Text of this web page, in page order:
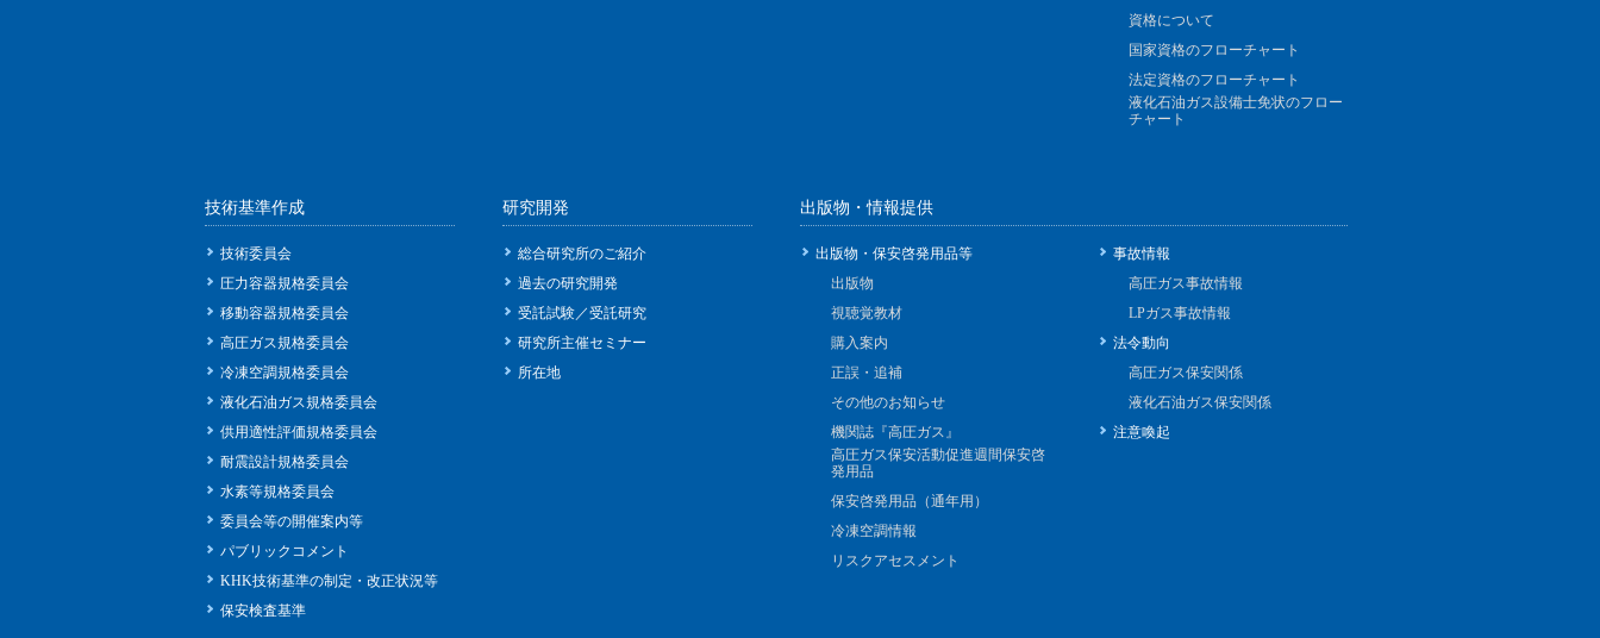
資格について
国家資格のフローチャート
法定資格のフローチャート
液化石油ガス設備士免状のフロー
チャート
技術基準作成
技術委員会
圧力容器規格委員会
移動容器規格委員会
高圧ガス規格委員会
冷凍空調規格委員会
液化石油ガス規格委員会
供用適性評価規格委員会
耐震設計規格委員会
水素等規格委員会
委員会等の開催案内等
パブリックコメント
KHK技術基準の制定・改正状況等
保安検査基準
研究開発
総合研究所のご紹介
過去の研究開発
受託試験／受託研究
研究所主催セミナー
所在地
出版物・情報提供
出版物・保安啓発用品等
出版物
視聴覚教材
購入案内
正誤・追補
その他のお知らせ
機関誌『高圧ガス』
高圧ガス保安活動促進週間保安啓
発用品
保安啓発用品（通年用）
冷凍空調情報
リスクアセスメント
事故情報
高圧ガス事故情報
LPガス事故情報
法令動向
高圧ガス保安関係
液化石油ガス保安関係
注意喚起